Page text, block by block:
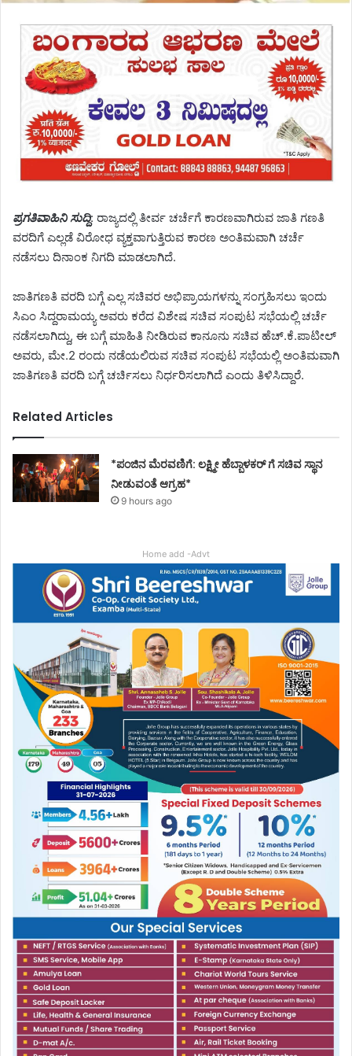
ಪ್ರಗತಿವಾಹಿನಿ ಸುದ್ದಿ: ರಾಜ್ಯದಲ್ಲಿ ತೀರ್ವ ಚರ್ಚೆಗೆ ಕಾರಣವಾಗಿರುವ ಜಾತಿ ಗಣತಿ
ವರದಿಗೆ ಎಲ್ಲಡೆ ವಿರೋಧ ವ್ಯಕ್ತವಾಗುತ್ತಿರುವ ಕಾರಣ ಅಂತಿಮವಾಗಿ ಚರ್ಚೆ
ನಡೆಸಲು ದಿನಾಂಕ ನಿಗದಿ ಮಾಡಲಾಗಿದೆ.
ಜಾತಿಗಣತಿ ವರದಿ ಬಗ್ಗೆ ಎಲ್ಲ ಸಚಿವರ ಅಭಿಪ್ರಾಯಗಳನ್ನು ಸಂಗ್ರಹಿಸಲು ಇಂದು
ಸಿಎಂ ಸಿದ್ದರಾಮಯ್ಯ ಅವರು ಕರೆದ ವಿಶೇಷ ಸಚಿವ ಸಂಪುಟ ಸಭೆಯಲ್ಲಿ ಚರ್ಚೆ
ನಡೆಸಲಾಗಿದ್ದು, ಈ ಬಗ್ಗೆ ಮಾಹಿತಿ ನೀಡಿರುವ ಕಾನೂನು ಸಚಿವ ಹೆಚ್.ಕೆ.ಪಾಟೀಲ್
ಅವರು, ಮೇ.2 ರಂದು ನಡೆಯಲಿರುವ ಸಚಿವ ಸಂಪುಟ ಸಭೆಯಲ್ಲಿ ಅಂತಿಮವಾಗಿ
ಜಾತಿಗಣತಿ ವರದಿ ಬಗ್ಗೆ ಚರ್ಚಿಸಲು ನಿರ್ಧರಿಸಲಾಗಿದೆ ಎಂದು ತಿಳಿಸಿದ್ದಾರೆ.
Related Articles
*ಪಂಜಿನ ಮೆರವಣಿಗೆ: ಲಕ್ಷ್ಮೀ ಹೆಬ್ಬಾಳಕರ್ ಗೆ ಸಚಿವ ಸ್ಥಾನ
ನೀಡುವಂತೆ ಆಗ್ರಹ*
9 hours ago
Home add -Advt